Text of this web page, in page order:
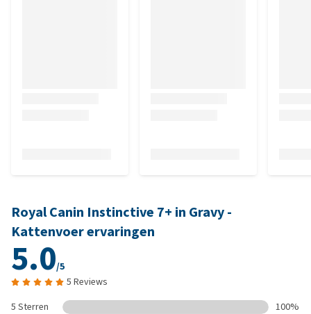
Royal Canin Instinctive 7+ in Gravy -
Kattenvoer ervaringen
5.0/5
5 Reviews
5 Sterren
100%